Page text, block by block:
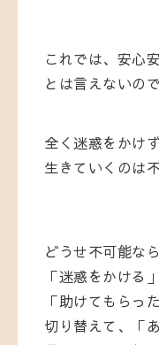
これでは、安心
とは言えないの
全く迷惑をかけ
生きていくのは不
どうせ不可能なら
「迷惑をかける
「助けてもらっ
切り替えて、「